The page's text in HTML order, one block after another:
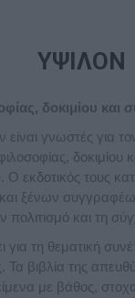
ΥΨΙΛΟΝ
δοκιμίου και
είναι γνωστές για
δοκιμίου
εκδοτικός τους
ξένων
πολιτισμό και τη
για τη θεματική
βιβλία της
με βάθος,